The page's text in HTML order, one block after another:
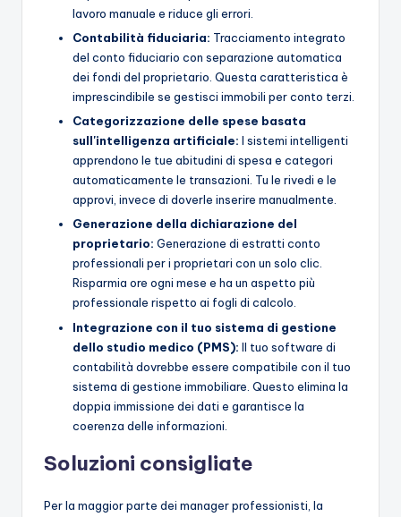
lavoro manuale e riduce gli errori.
Contabilità fiduciaria: Tracciamento integrato
del conto fiduciario con separazione automatica
dei fondi del proprietario. Questa caratteristica è
imprescindibile se gestisci immobili per conto terzi.
Categorizzazione delle spese basata
sull'intelligenza artificiale: I sistemi intelligenti
apprendono le tue abitudini di spesa e categori
automaticamente le transazioni. Tu le rivedi e le
approvi, invece di doverle inserire manualmente.
Generazione della dichiarazione del
proprietario: Generazione di estratti conto
professionali per i proprietari con un solo clic.
Risparmia ore ogni mese e ha un aspetto più
professionale rispetto ai fogli di calcolo.
Integrazione con il tuo sistema di gestione
dello studio medico (PMS): Il tuo software di
contabilità dovrebbe essere compatibile con il tuo
sistema di gestione immobiliare. Questo elimina la
doppia immissione dei dati e garantisce la
coerenza delle informazioni.
Soluzioni consigliate
Per la maggior parte dei manager professionisti, la